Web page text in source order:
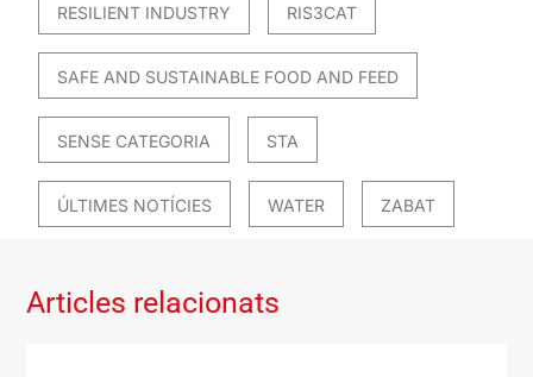
RESILIENT INDUSTRY RIS3CAT
SAFE AND SUSTAINABLE FOOD AND FEED
SENSE CATEGORIA STA
ÚLTIMES NOTÍCIES WATER ZABAT
Articles relacionats